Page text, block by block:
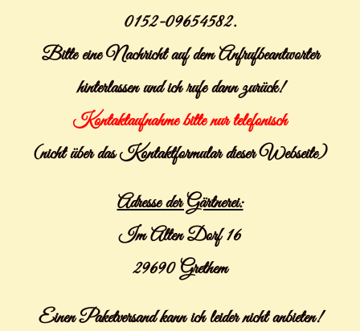
0152-09654582.
Bitte eine Nachricht auf dem Anfrufbeantworter
hinterlassen und ich rufe dann zurück!
Kontaktaufnahme bitte nur telefonisch
(nicht über das Kontaktformular dieser Webseite)
Adresse der Gärtnerei:
Im Alten Dorf 16
29690 Grethem
Einen Paketversand kann ich leider nicht anbieten!